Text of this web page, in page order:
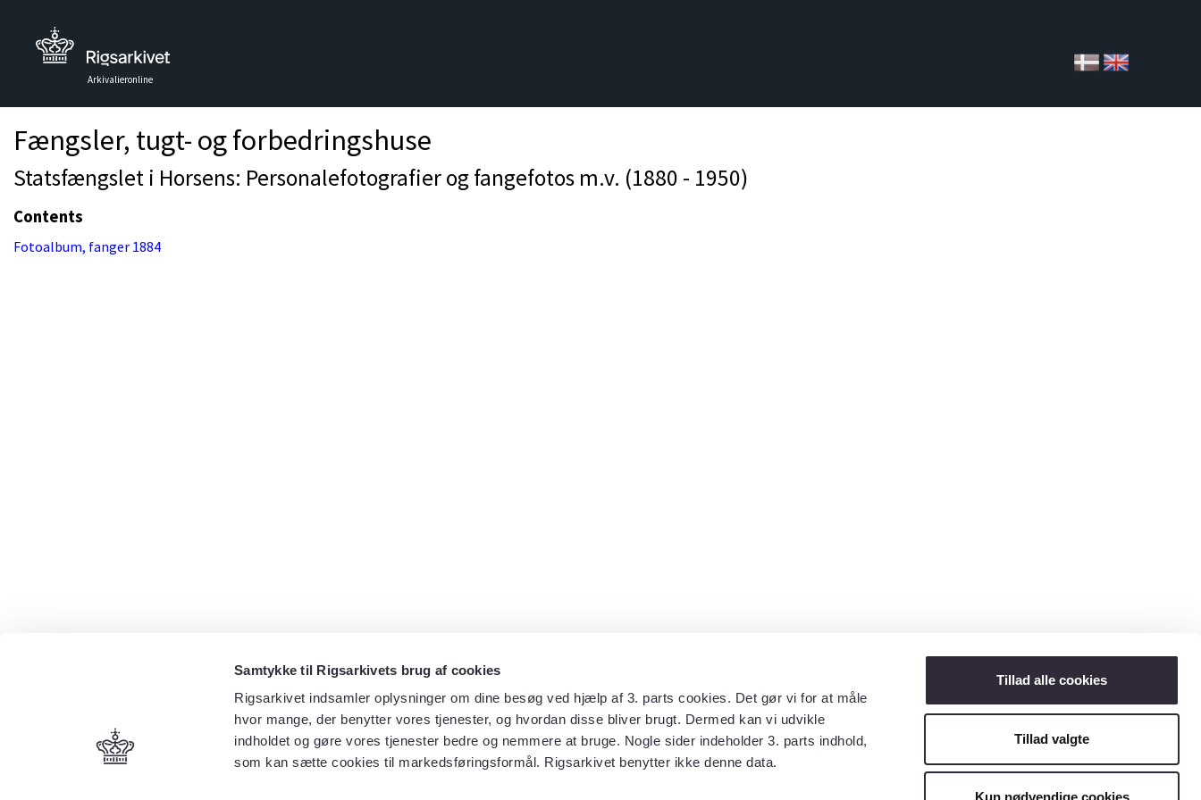
Samtykke til Rigsarkivets brug af cookies
Rigsarkivet indsamler oplysninger om dine besøg ved hjælp af 3. parts cookies. Det gør vi for at måle
hvor mange, der benytter vores tjenester, og hvordan disse bliver brugt. Dermed kan vi udvikle
indholdet og gøre vores tjenester bedre og nemmere at bruge. Nogle sider indeholder 3. parts indhold,
som kan sætte cookies til markedsføringsformål. Rigsarkivet benytter ikke denne data.
Tillad alle cookies
Tillad valgte
Kun nødvendige cookies
Arkivalieronline
Fængsler, tugt- og forbedringshuse
Statsfængslet i Horsens: Personalefotografier og fangefotos m.v. (1880 - 1950)
Contents
Fotoalbum, fanger 1884